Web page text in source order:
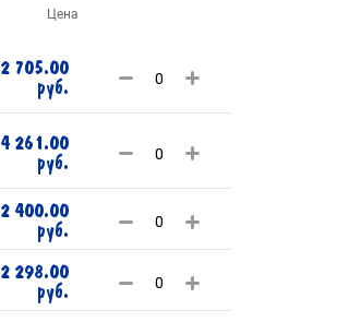
Цена
2 705.00
руб.
4 261.00
руб.
2 400.00
руб.
2 298.00
руб.